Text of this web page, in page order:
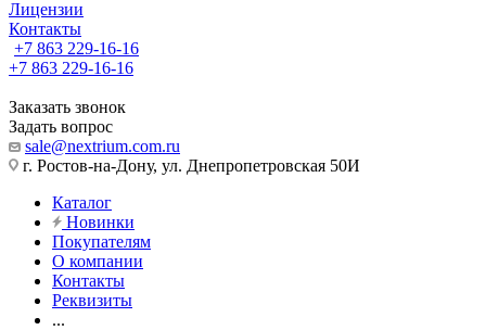
Лицензии
Контакты
+7 863 229-16-16
+7 863 229-16-16
Заказать звонок
Задать вопрос
sale@nextrium.com.ru
г. Ростов-на-Дону, ул. Днепропетровская 50И
Каталог
Новинки
Покупателям
О компании
Контакты
Реквизиты
...